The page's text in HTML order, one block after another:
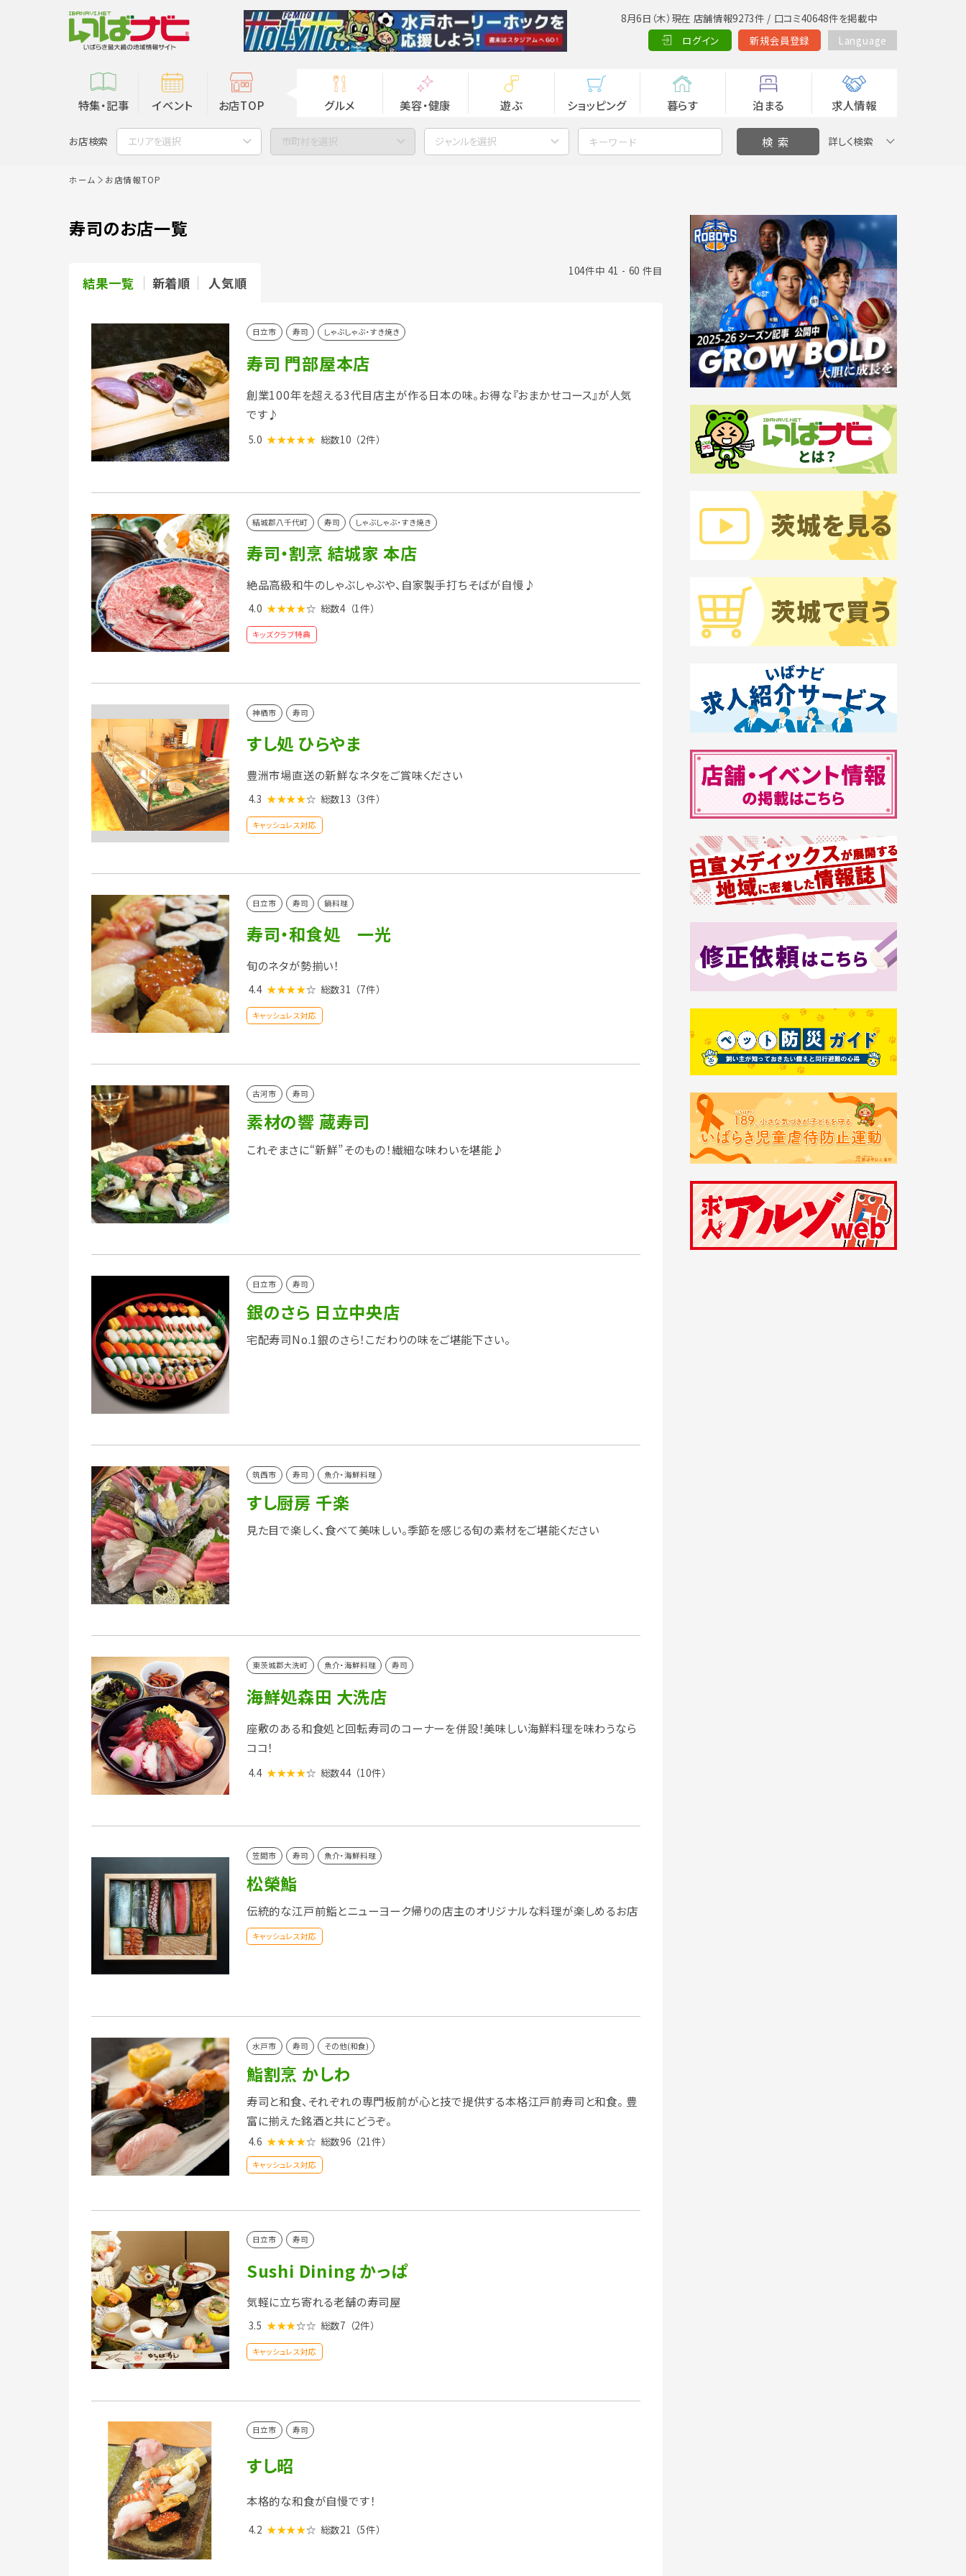
8月6日（木）現在 店舗情報9273件 / 口コミ40648件を掲載中
ログイン
新規会員登録 Language
特集・記事 イベント お店TOP グルメ 美容・健康 遊ぶ ショッピング 暮らす 泊まる 求人情報
お店検索 エリアを選択 市町村を選択 ジャンルを選択 詳しく検索
ホーム お店情報TOP
寿司のお店一覧
結果一覧 新着順 人気順
104件中 41 - 60 件目
日立市 寿司 しゃぶしゃぶ・すき焼き
寿司 門部屋本店
創業100年を超える3代目店主が作る日本の味。お得な『おまかせコース』が人気
です♪
5.0 ★★★★★ 総数10 （2件）
結城郡八千代町 寿司 しゃぶしゃぶ・すき焼き
寿司・割烹 結城家 本店
絶品高級和牛のしゃぶしゃぶや、自家製手打ちそばが自慢♪
4.0 ★★★★☆ 総数4 （1件）
キッズクラブ特典
神栖市 寿司
すし処 ひらやま
豊洲市場直送の新鮮なネタをご賞味ください
4.3 ★★★★☆ 総数13 （3件）
キャッシュレス対応
日立市 寿司 鍋料理
寿司・和食処 一光
旬のネタが勢揃い！
4.4 ★★★★☆ 総数31 （7件）
キャッシュレス対応
古河市 寿司
素材の響 蔵寿司
これぞまさに“新鮮”そのもの！繊細な味わいを堪能♪
日立市 寿司
銀のさら 日立中央店
宅配寿司No.1銀のさら！こだわりの味をご堪能下さい。
筑西市 寿司 魚介・海鮮料理
すし厨房 千楽
見た目で楽しく、食べて美味しい。季節を感じる旬の素材をご堪能ください
東茨城郡大洗町 魚介・海鮮料理 寿司
海鮮処森田 大洗店
座敷のある和食処と回転寿司のコーナーを併設！美味しい海鮮料理を味わうなら
ココ！
4.4 ★★★★☆ 総数44 （10件）
笠間市 寿司 魚介・海鮮料理
松榮鮨
伝統的な江戸前鮨とニューヨーク帰りの店主のオリジナルな料理が楽しめるお店
キャッシュレス対応
水戸市 寿司 その他(和食)
鮨割烹 かしわ
寿司と和食、それぞれの専門板前が心と技で提供する本格江戸前寿司と和食。 豊
富に揃えた銘酒と共にどうぞ。
4.6 ★★★★☆ 総数96 （21件）
キャッシュレス対応
日立市 寿司
Sushi Dining かっぱ
気軽に立ち寄れる老舗の寿司屋
3.5 ★★★☆☆ 総数7 （2件）
キャッシュレス対応
日立市 寿司
すし昭
本格的な和食が自慢です！
4.2 ★★★★☆ 総数21 （5件）